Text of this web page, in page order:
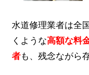
水道修理業者は全
くような高額な料
者も、残念ながら